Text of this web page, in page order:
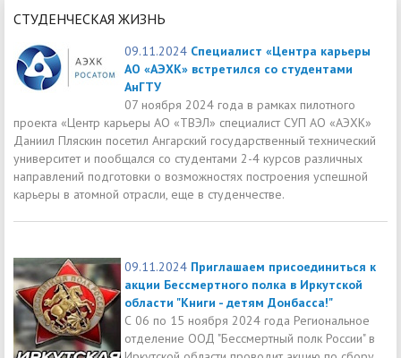
СТУДЕНЧЕСКАЯ ЖИЗНЬ
09.11.2024 Специалист «Центра карьеры
АО «АЭХК» встретился со студентами
АнГТУ
07 ноября 2024 года в рамках пилотного
проекта «Центр карьеры АО «ТВЭЛ» специалист СУП АО «АЭХК»
Даниил Пляскин посетил Ангарский государственный технический
университет и пообщался со студентами 2-4 курсов различных
направлений подготовки о возможностях построения успешной
карьеры в атомной отрасли, еще в студенчестве.
09.11.2024 Приглашаем присоединиться к
акции Бессмертного полка в Иркутской
области "Книги - детям Донбасса!"
С 06 по 15 ноября 2024 года Региональное
отделение ООД "Бессмертный полк России" в